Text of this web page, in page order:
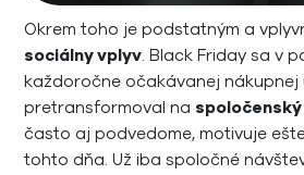
Okrem toho je podstatným a
sociálny vplyv. Black Friday sa v
každoročne očakávanej nákupnej
pretransformoval na
často aj podvedome, motivuje
tohto dňa. Už iba spoločné